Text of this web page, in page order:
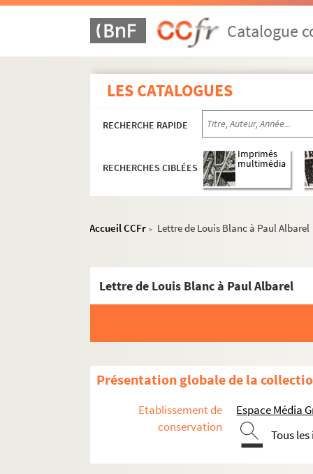
Catalogue
LES CATALOGUES
RECHERCHE RAPIDE
RECHERCHES CIBLÉES
Imprimés
multimédia
Accueil CCFr > Lettre de Louis Blanc à Paul Albarel
Lettre de Louis Blanc à Paul Albarel
Présentation globale de la
Etablissement de
conservation
Espace Média
Tous